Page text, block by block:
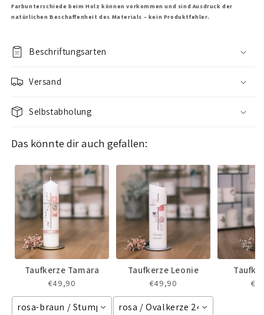
Farbunterschiede beim Holz können vorkommen und sind Ausdruck der
natürlichen Beschaffenheit des Materials – kein Produktfehler.
Beschriftungsarten
Versand
Selbstabholung
Das könnte dir auch gefallen:
Taufkerze Tamara
€49,90
rosa-braun / Stumpenkerze 250/60 mm
Taufkerze Leonie
€49,90
rosa / Ovalkerze 240/65 mm